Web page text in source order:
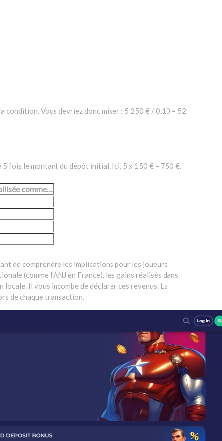
condition. Vous devriez donc miser : 5 250 € / 0,10 = 52
fois le montant du dépôt initial. Ici, 5 x 150 € = 750 €.
comme…
de comprendre les implications pour les joueurs
(comme l’ANJ en France), les gains réalisés dans
Il vous incombe de déclarer ces revenus. La
de chaque transaction.